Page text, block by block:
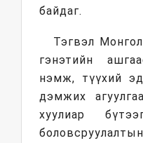
байдаг.
Тэгвэл
гэнэтийн
нэмж, түүхий
дэмжих
хуулиар